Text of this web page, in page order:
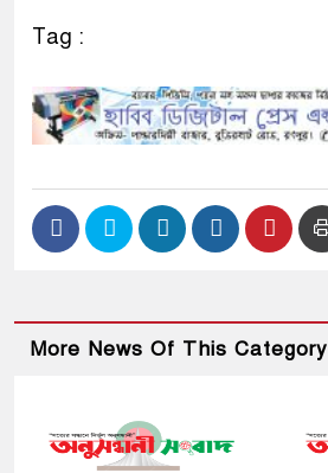
Tag :
More News Of This Category